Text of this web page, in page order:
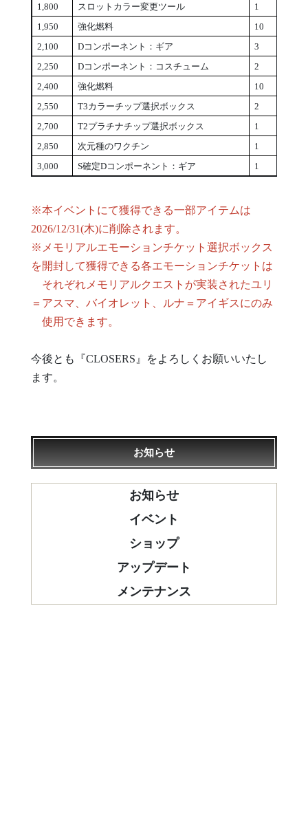
1,800
スロットカラー変更ツール 1
1,950
強化燃料 10
2,100
Dコンポーネント：ギア 3
2,250
Dコンポーネント：コスチューム 2
2,400
強化燃料 10
2,550
T3カラーチップ選択ボックス 2
2,700
T2プラチナチップ選択ボックス 1
2,850
次元種のワクチン 1
3,000
S確定Dコンポーネント：ギア 1
※本イベントにて獲得できる一部アイテムは
2026/12/31(木)に削除されます。
※メモリアルエモーションチケット選択ボックス
を開封して獲得できる各エモーションチケットは
それぞれメモリアルクエストが実装されたユリ
＝アスマ、バイオレット、ルナ＝アイギスにのみ
使用できます。
今後とも『CLOSERS』をよろしくお願いいたし
ます。
お知らせ
お知らせ
イベント
ショップ
アップデート
メンテナンス